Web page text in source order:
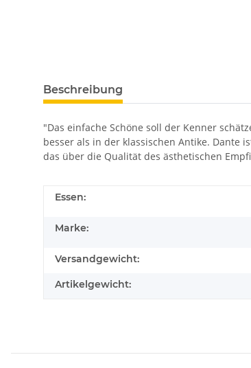
Beschreibung
"Das einfache Schöne soll der Kenner
besser als in der klassischen Antike. Dante
das über die Qualität des ästhetischen
Essen:
Marke:
Versandgewicht:
Artikelgewicht: